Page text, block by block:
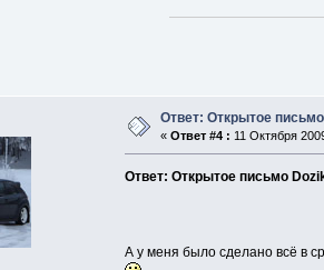
Ответ: Открытое
« Ответ #4 : 11 Октября
Ответ: Открытое письмо
А у меня было сделано всё в